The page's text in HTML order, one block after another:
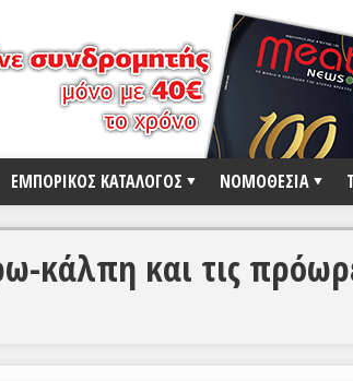
ΕΜΠΟΡΙΚΟΣ ΚΑΤΑΛΟΓΟΣ ΝΟΜΟΘΕΣΙΑ
κάλπη και τις